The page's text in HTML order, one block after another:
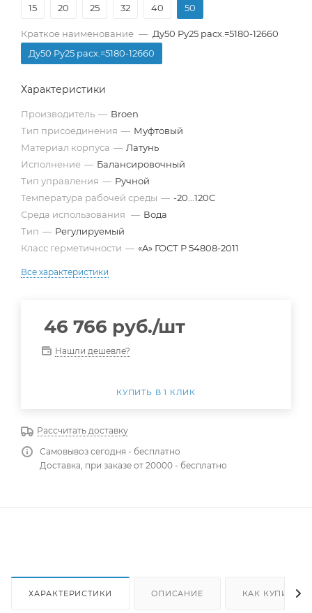
15
20 25 32 40 50
Краткое наименование — Ду50 Pу25 расх.=5180-12660
Ду50 Pу25 расх.=5180-12660
Характеристики
Производитель — Broen
Тип присоединения — Муфтовый
Материал корпуса — Латунь
Исполнение — Балансировочный
Тип управления — Ручной
Температура рабочей среды — -20...120C
Среда использования — Вода
Тип — Регулируемый
Класс герметичности — «A» ГОСТ Р 54808-2011
Все характеристики
46 766 руб./шт
Нашли дешевле?
КУПИТЬ В 1 КЛИК
Рассчитать доставку
Самовывоз сегодня - бесплатно
Доставка, при заказе от 20000 - бесплатно
ХАРАКТЕРИСТИКИ ОПИСАНИЕ КАК КУПИТЬ